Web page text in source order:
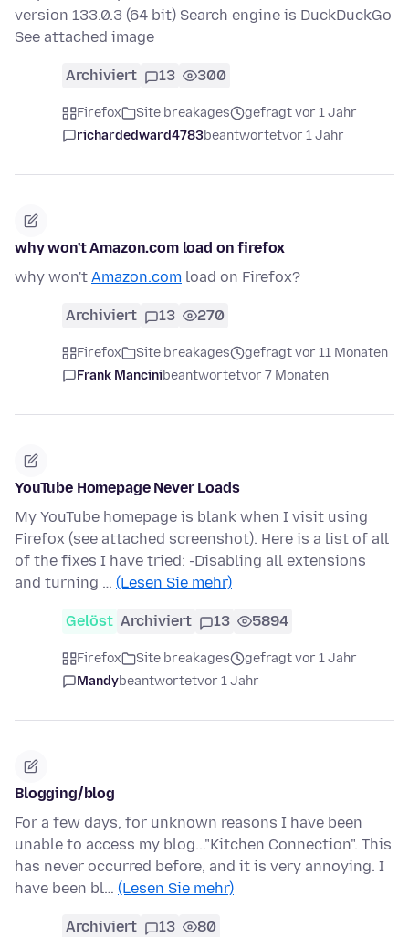
version 133.0.3 (64 bit) Search engine is DuckDuckGo
See attached image
Archiviert 13 300
Firefox Site breakages
gefragt vor 1 Jahr
richardedward4783beantwortetvor 1 Jahr
why won't Amazon.com load on firefox
why won't Amazon.com load on Firefox?
Archiviert 13 270
Firefox Site breakages
gefragt vor 11 Monaten
Frank Mancinibeantwortetvor 7 Monaten
YouTube Homepage Never Loads
My YouTube homepage is blank when I visit using
Firefox (see attached screenshot). Here is a list of all
of the fixes I have tried: -Disabling all extensions
and turning … (Lesen Sie mehr)
Gelöst Archiviert 13 5894
Firefox Site breakages
gefragt vor 1 Jahr
Mandybeantwortetvor 1 Jahr
Blogging/blog
For a few days, for unknown reasons I have been
unable to access my blog..."Kitchen Connection". This
has never occurred before, and it is very annoying. I
have been bl… (Lesen Sie mehr)
Archiviert 13 80